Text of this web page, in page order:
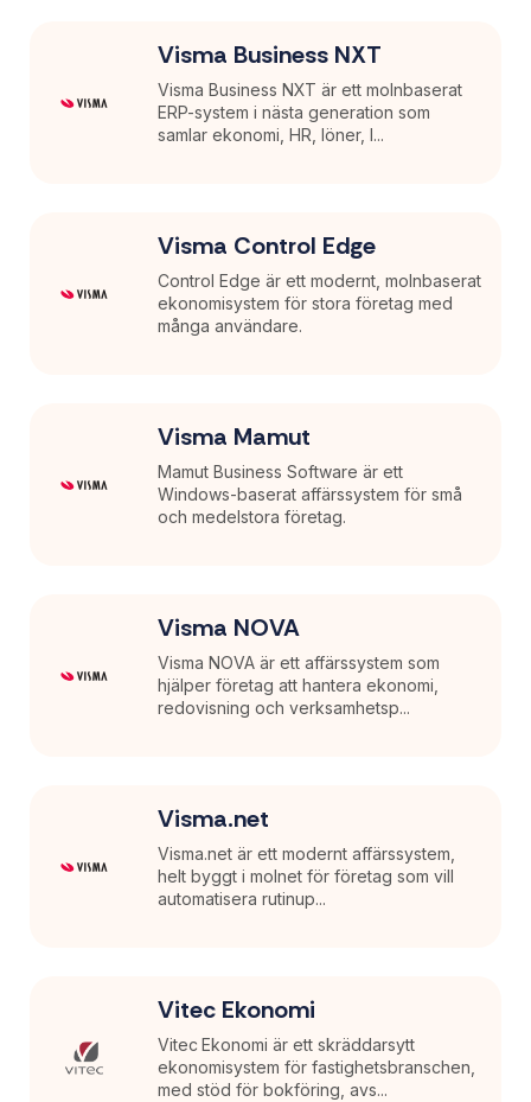
Visma Business NXT
Visma Business NXT är ett molnbaserat
ERP-system i nästa generation som
samlar ekonomi, HR, löner, l...
Visma Control Edge
Control Edge är ett modernt, molnbaserat
ekonomisystem för stora företag med
många användare.
Visma Mamut
Mamut Business Software är ett
Windows-baserat affärssystem för små
och medelstora företag.
Visma NOVA
Visma NOVA är ett affärssystem som
hjälper företag att hantera ekonomi,
redovisning och verksamhetsp...
Visma.net
Visma.net är ett modernt affärssystem,
helt byggt i molnet för företag som vill
automatisera rutinup...
Vitec Ekonomi
Vitec Ekonomi är ett skräddarsytt
ekonomisystem för fastighetsbranschen,
med stöd för bokföring, avs...